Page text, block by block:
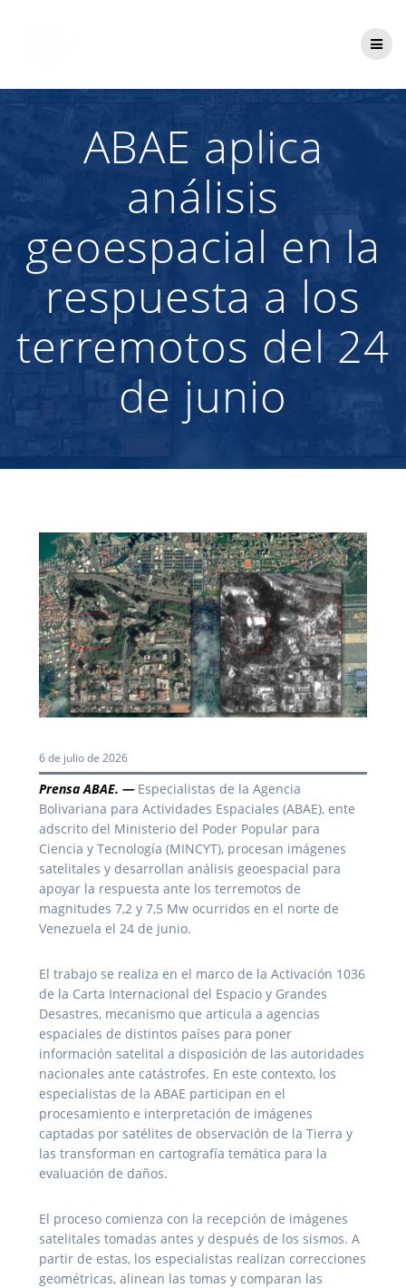
ABAE aplica
análisis
geoespacial en la
respuesta a los
terremotos del 24
de junio
6 de julio de 2026
Prensa ABAE. — Especialistas de la Agencia
Bolivariana para Actividades Espaciales (ABAE), ente
adscrito del Ministerio del Poder Popular para
Ciencia y Tecnología (MINCYT), procesan imágenes
satelitales y desarrollan análisis geoespacial para
apoyar la respuesta ante los terremotos de
magnitudes 7,2 y 7,5 Mw ocurridos en el norte de
Venezuela el 24 de junio.
El trabajo se realiza en el marco de la Activación 1036
de la Carta Internacional del Espacio y Grandes
Desastres, mecanismo que articula a agencias
espaciales de distintos países para poner
información satelital a disposición de las autoridades
nacionales ante catástrofes. En este contexto, los
especialistas de la ABAE participan en el
procesamiento e interpretación de imágenes
captadas por satélites de observación de la Tierra y
las transforman en cartografía temática para la
evaluación de daños.
El proceso comienza con la recepción de imágenes
satelitales tomadas antes y después de los sismos. A
partir de estas, los especialistas realizan correcciones
geométricas, alinean las tomas y comparan las